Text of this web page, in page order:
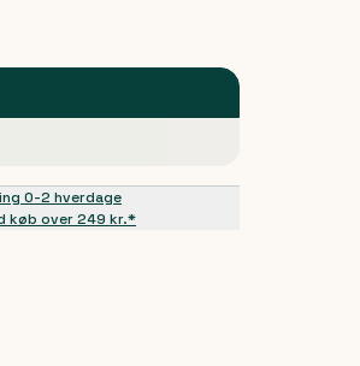
0-2 hverdage
køb over 249 kr.*